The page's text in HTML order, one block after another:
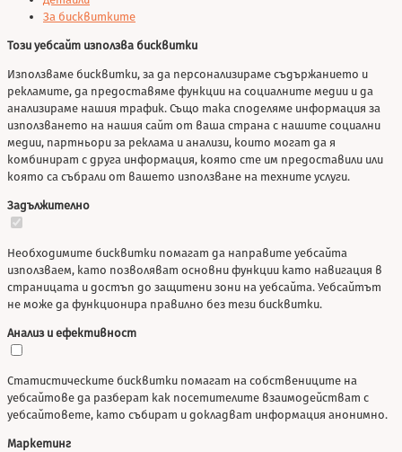
За бисквитките
Този уебсайт използва бисквитки
Използваме бисквитки, за да персонализираме съдържанието и
рекламите, да предоставяме функции на социалните медии и да
анализираме нашия трафик. Също така споделяме информация за
използването на нашия сайт от ваша страна с нашите социални
медии, партньори за реклама и анализи, които могат да я
комбинират с друга информация, която сте им предоставили или
която са събрали от вашето използване на техните услуги.
Задължително
Необходимите бисквитки помагат да направите уебсайта
използваем, като позволяват основни функции като навигация в
страницата и достъп до защитени зони на уебсайта. Уебсайтът
не може да функционира правилно без тези бисквитки.
Анализ и ефективност
Статистическите бисквитки помагат на собствениците на
уебсайтове да разберат как посетителите взаимодействат с
уебсайтовете, като събират и докладват информация анонимно.
Маркетинг